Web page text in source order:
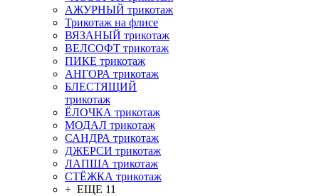
АЖУРНЫЙ трикотаж
Трикотаж на флисе
ВЯЗАНЫЙ трикотаж
ВЕЛСОФТ трикотаж
ПИКЕ трикотаж
АНГОРА трикотаж
БЛЕСТЯЩИЙ
трикотаж
ЁЛОЧКА трикотаж
МОДАЛ трикотаж
САНДРА трикотаж
ДЖЕРСИ трикотаж
ЛАПША трикотаж
СТЁЖКА трикотаж
+ ЕЩЕ 11